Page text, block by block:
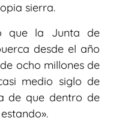
sierra.
que la Junta de
desde el año
ocho millones de
medio siglo de
de que dentro de